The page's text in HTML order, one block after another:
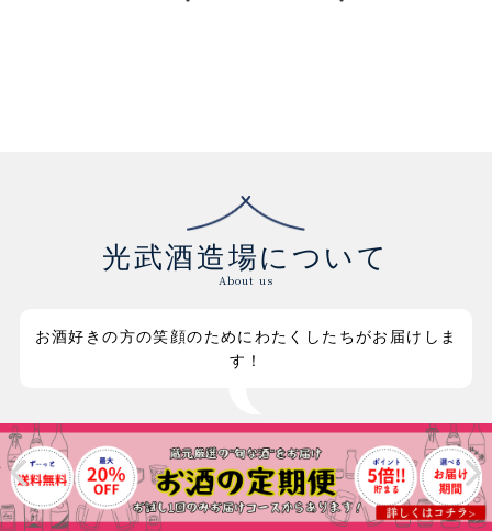
光武酒造場について
About us
お酒好きの方の笑顔のためにわたくしたちがお届けしま
す！
肥前屋は、元禄元年（1688年）創業の光武酒造場が運営するオンラ
インショップです。世界中の様々なコンクールで多数の受賞を獲得し
ている光武酒造場より、焼酎・日本酒・リキュールのような各酒類は
もちろん、お酒の供・お酒の知識・お酒のグッズなど、お酒好きが心